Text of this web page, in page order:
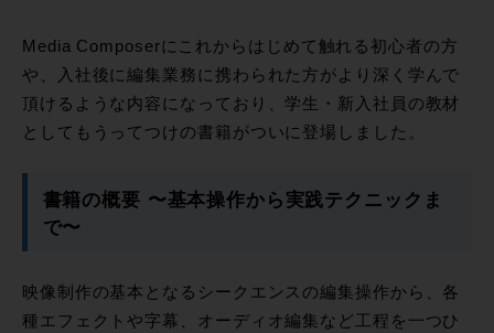
Media Composerにこれからはじめて触れる初心者の方
や、入社後に編集業務に携わられた方がより深く学んで
頂けるような内容になっており、学生・新入社員の教材
としてもうってつけの書籍がついに登場しました。
書籍の概要 〜基本操作から実践テクニックま
で〜
映像制作の基本となるシークエンスの編集操作から、各
種エフェクトや字幕、オーディオ編集など工程を一つひ